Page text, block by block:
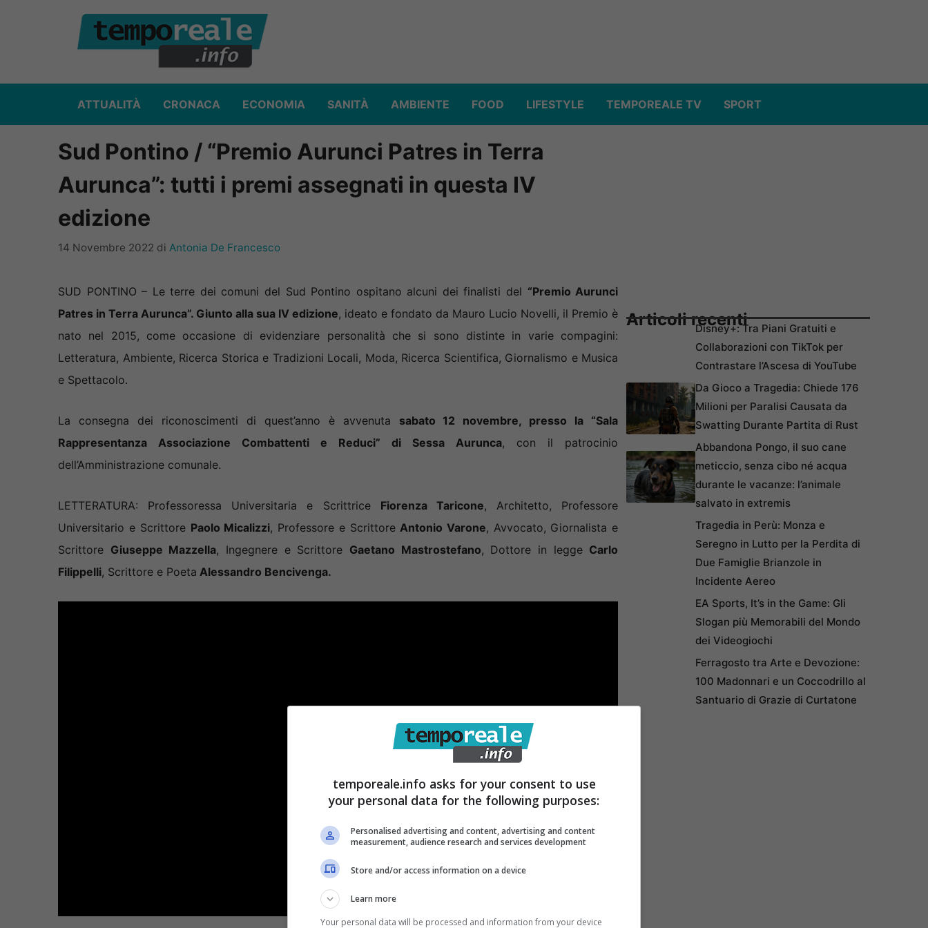
ATTUALITÀ CRONACA ECONOMIA SANITÀ AMBIENTE FOOD LIFESTYLE TEMPOREALE TV SPORT
Sud Pontino / “Premio Aurunci Patres in Terra
Aurunca”: tutti i premi assegnati in questa IV
edizione
14 Novembre 2022 di Antonia De Francesco
SUD PONTINO – Le terre dei comuni del Sud Pontino ospitano alcuni dei finalisti del “Premio Aurunci
Patres in Terra Aurunca”. Giunto alla sua IV edizione, ideato e fondato da Mauro Lucio Novelli, il Premio è
nato nel 2015, come occasione di evidenziare personalità che si sono distinte in varie compagini:
Letteratura, Ambiente, Ricerca Storica e Tradizioni Locali, Moda, Ricerca Scientifica, Giornalismo e Musica
e Spettacolo.
La consegna dei riconoscimenti di quest’anno è avvenuta sabato 12 novembre, presso la “Sala
Rappresentanza Associazione Combattenti e Reduci” di Sessa Aurunca, con il patrocinio
dell’Amministrazione comunale.
LETTERATURA: Professoressa Universitaria e Scrittrice Fiorenza Taricone, Architetto, Professore
Universitario e Scrittore Paolo Micalizzi, Professore e ScrittoreAntonio Varone, Avvocato, Giornalista e
Scrittore Giuseppe Mazzella, Ingegnere e Scrittore Gaetano Mastrostefano, Dottore in legge Carlo
Filippelli, Scrittore e Poeta Alessandro Bencivenga.
Articoli recentiDisney+: Tra Piani Gratuiti e
Collaborazioni con TikTok per
Contrastare l’Ascesa di YouTube
Da Gioco a Tragedia: Chiede 176
Milioni per Paralisi Causata da
Swatting Durante Partita di Rust
Abbandona Pongo, il suo cane
meticcio, senza cibo né acqua
durante le vacanze: l’animale
salvato in extremis
Tragedia in Perù: Monza e
Seregno in Lutto per la Perdita di
Due Famiglie Brianzole in
Incidente Aereo
EA Sports, It’s in the Game: Gli
Slogan più Memorabili del Mondo
dei Videogiochi
Ferragosto tra Arte e Devozione:
100 Madonnari e un Coccodrillo al
Santuario di Grazie di Curtatone
temporeale.info asks for your consent to use
your personal data for the following purposes:
Personalised advertising and content, advertising and content
measurement, audience research and services development
Store and/or access information on a device
Learn more
Your personal data will be processed and information from your device